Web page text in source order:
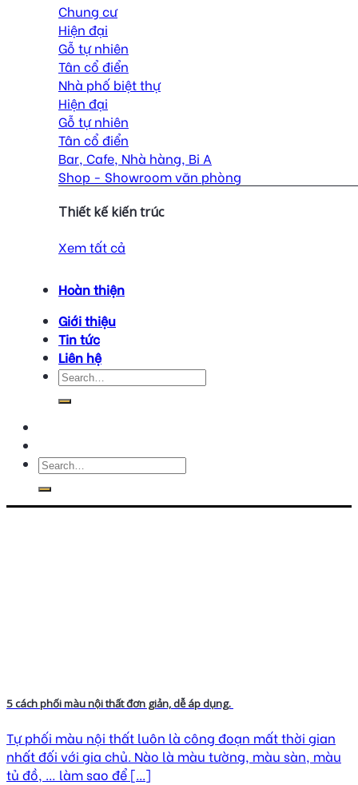
Chung cư
Hiện đại
Gỗ tự nhiên
Tân cổ điển
Nhà phố biệt thự
Hiện đại
Gỗ tự nhiên
Tân cổ điển
Bar, Cafe, Nhà hàng, Bi A
Shop - Showroom văn phòng
Thiết kế kiến trúc
Xem tất cả
Hoàn thiện
Giới thiệu
Tin tức
Liên hệ
5 cách phối màu nội thất đơn giản, dễ áp dụng.
Tự phối màu nội thất luôn là công đoạn mất thời gian
nhất đối với gia chủ. Nào là màu tường, màu sàn, màu
tủ đồ, … làm sao để [...]